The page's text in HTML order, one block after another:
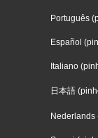
Português
Español
Italiano
日本語
Nederlands